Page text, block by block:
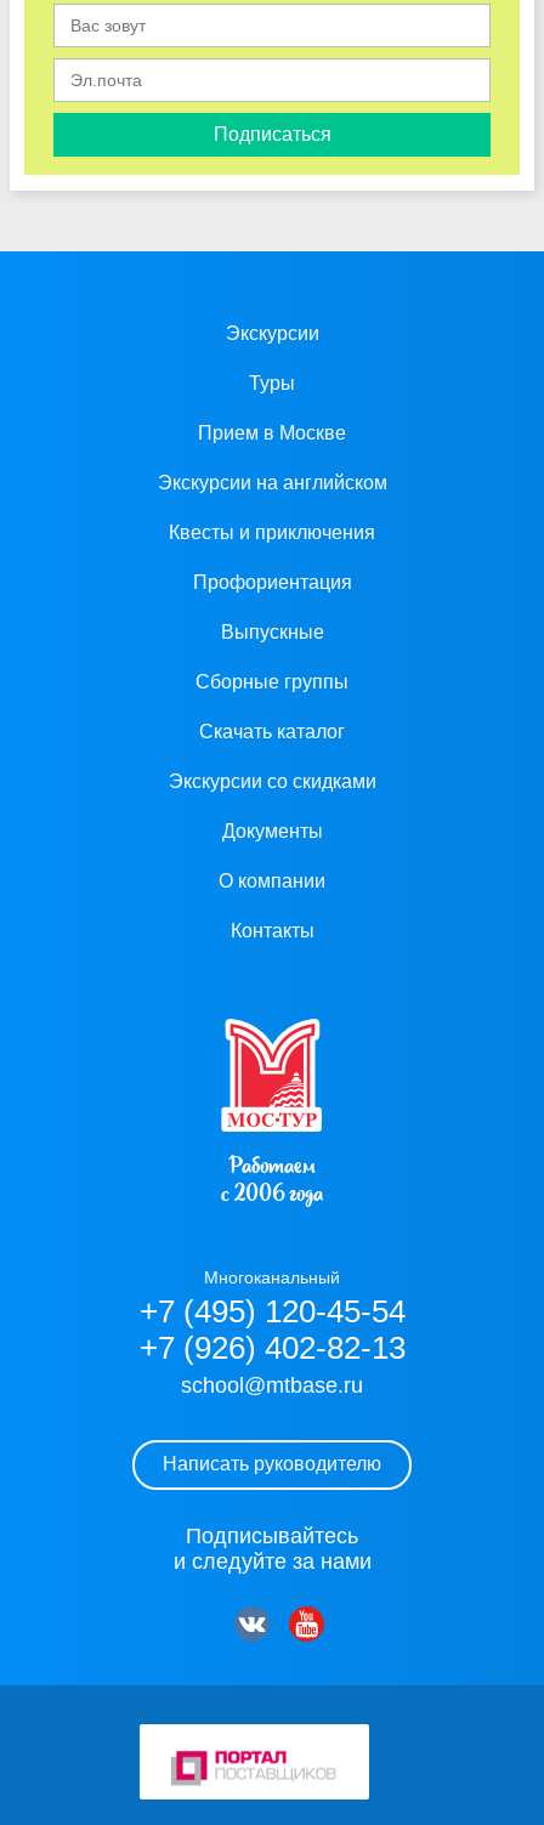
Подписаться
Экскурсии
Туры
Прием в Москве
Экскурсии на английском
Квесты и приключения
Профориентация
Выпускные
Сборные группы
Скачать каталог
Экскурсии со скидками
Документы
О компании
Контакты
Работаем
с 2006 года
Многоканальный
+7 (495) 120-45-54
+7 (926) 402-82-13
school@mtbase.ru
Написать руководителю
Подписывайтесь
и следуйте за нами